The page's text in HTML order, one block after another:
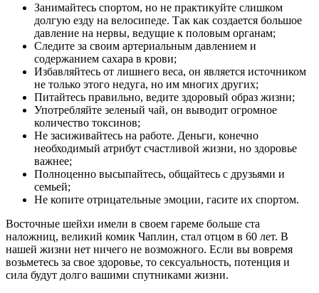
Занимайтесь спортом, но не практикуйте слишком
долгую езду на велосипеде. Так как создается большое
давление на нервы, ведущие к половым органам;
Следите за своим артериальным давлением и
содержанием сахара в крови;
Избавляйтесь от лишнего веса, он является источником
не только этого недуга, но им многих других;
Питайтесь правильно, ведите здоровый образ жизни;
Употребляйте зеленый чай, он выводит огромное
количество токсинов;
Не засиживайтесь на работе. Деньги, конечно
необходимый атрибут счастливой жизни, но здоровье
важнее;
Полноценно высыпайтесь, общайтесь с друзьями и
семьей;
Не копите отрицательные эмоции, гасите их спортом.
Восточные шейхи имели в своем гареме больше ста
наложниц, великий комик Чаплин, стал отцом в 60 лет. В
нашей жизни нет ничего не возможного. Если вы вовремя
возьметесь за свое здоровье, то сексуальность, потенция и
сила будут долго вашими спутниками жизни.